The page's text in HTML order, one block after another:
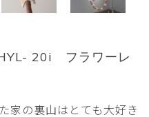
20i フラワーレ
家の裏山はとても大好き